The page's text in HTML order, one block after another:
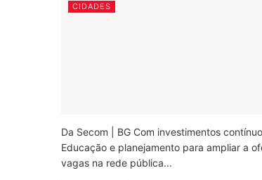
CIDADES
Da Secom | BG Com investimentos
Educação e planejamento para ampliar a
vagas na rede pública...